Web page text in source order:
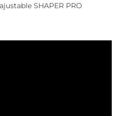
SHAPER PRO